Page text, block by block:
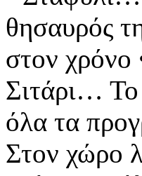
θησαυρός
στον
Σιτάρι…
όλα τα
Στον χώρο